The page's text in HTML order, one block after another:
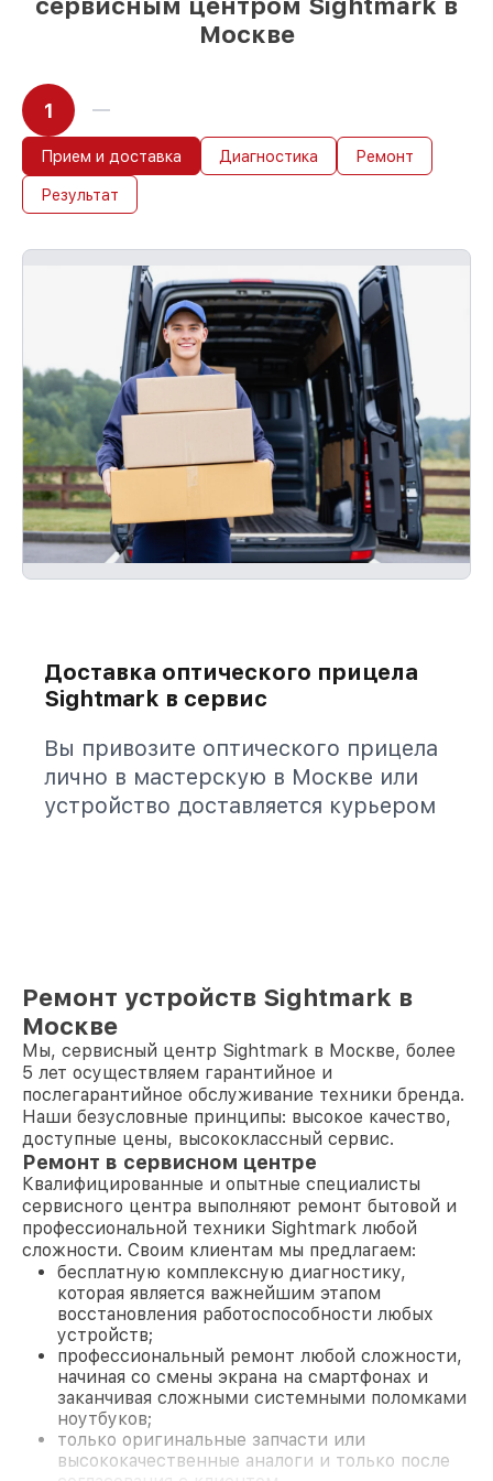
Москве
1
Прием и доставка Диагностика Ремонт
Результат
Доставка оптического прицела
Sightmark в сервис
Вы привозите оптического прицела
лично в мастерскую в Москве или
устройство доставляется курьером
Ремонт устройств Sightmark в
Москве
Мы, сервисный центр Sightmark в Москве, более
5 лет осуществляем гарантийное и
послегарантийное обслуживание техники бренда.
Наши безусловные принципы: высокое качество,
доступные цены, высококлассный сервис.
Ремонт в сервисном центре
Квалифицированные и опытные специалисты
сервисного центра выполняют ремонт бытовой и
профессиональной техники Sightmark любой
сложности. Своим клиентам мы предлагаем:
бесплатную комплексную диагностику,
которая является важнейшим этапом
восстановления работоспособности любых
устройств;
профессиональный ремонт любой сложности,
начиная со смены экрана на смартфонах и
заканчивая сложными системными поломками
ноутбуков;
только оригинальные запчасти или
высококачественные аналоги и только после